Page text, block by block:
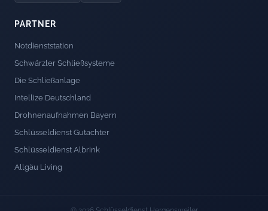
PARTNER
Notdienststation
Schwärzler Schließsysteme
Die Schließanlage
Intellize Deutschland
Drohnenaufnahmen Bayern
Schlüsseldienst Gutachter
Schlüsseldienst Albrink
Allgäu Living